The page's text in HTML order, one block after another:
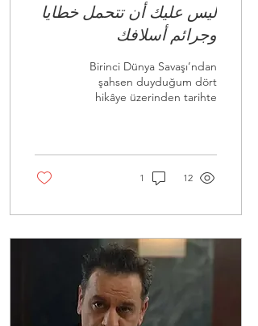
ليس عليك أن تتحمل خطايا
وجرائم أسلافك
Birinci Dünya Savaşı’ndan
şahsen duyduğum dört
hikâye üzerinden tarihte
12
1